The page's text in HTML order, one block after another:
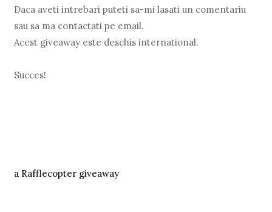
Daca aveti intrebari puteti sa-mi lasati un comentariu
sau sa ma contactati pe email.
Acest giveaway este deschis international.
Succes!
a Rafflecopter giveaway